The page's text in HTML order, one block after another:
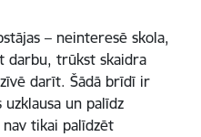
– neinteresē skola,
darbu, trūkst skaidra
darīt. Šādā brīdī ir
un palīdz
tikai palīdzēt